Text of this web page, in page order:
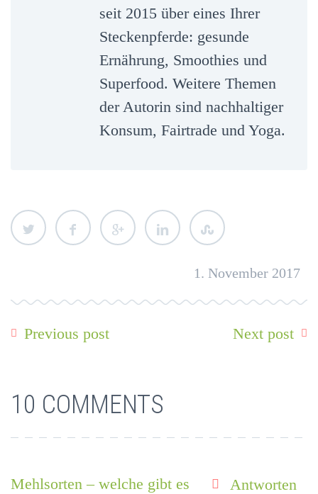
seit 2015 über eines Ihrer
Steckenpferde: gesunde
Ernährung, Smoothies und
Superfood. Weitere Themen
der Autorin sind nachhaltiger
Konsum, Fairtrade und Yoga.
1. November 2017
Previous post Next post
10 COMMENTS
Mehlsorten – welche gibt es Antworten